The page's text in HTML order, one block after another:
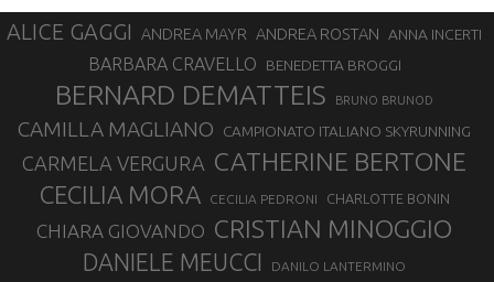
ALICE GAGGI ANDREA MAYR ANDREA ROSTAN ANNA INCERTI
BARBARA CRAVELLO BENEDETTA BROGGI
BERNARD DEMATTEIS BRUNO BRUNOD
CAMILLA MAGLIANO CAMPIONATO ITALIANO SKYRUNNING
CARMELA VERGURA CATHERINE BERTONE
CECILIA MORA CECILIA PEDRONI CHARLOTTE BONIN
CHIARA GIOVANDO CRISTIAN MINOGGIO
DANIELE MEUCCI DANILO LANTERMINO